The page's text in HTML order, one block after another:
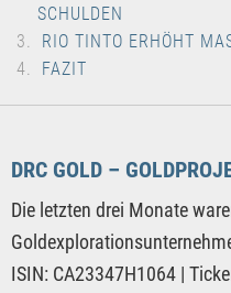
SCHULDEN
RIO TINTO ERHÖHT
FAZIT
DRC GOLD –
Die letzten drei Monate
ISIN: CA23347H1064 |